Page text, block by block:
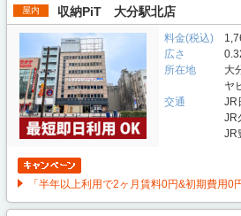
屋内 収納PiT 大分駅北店
料金(税込)
広さ
所在地
大
ヤ
交通
JR
JR
JR
「半年以上利用で2ヶ月賃料0円&初期費用0円